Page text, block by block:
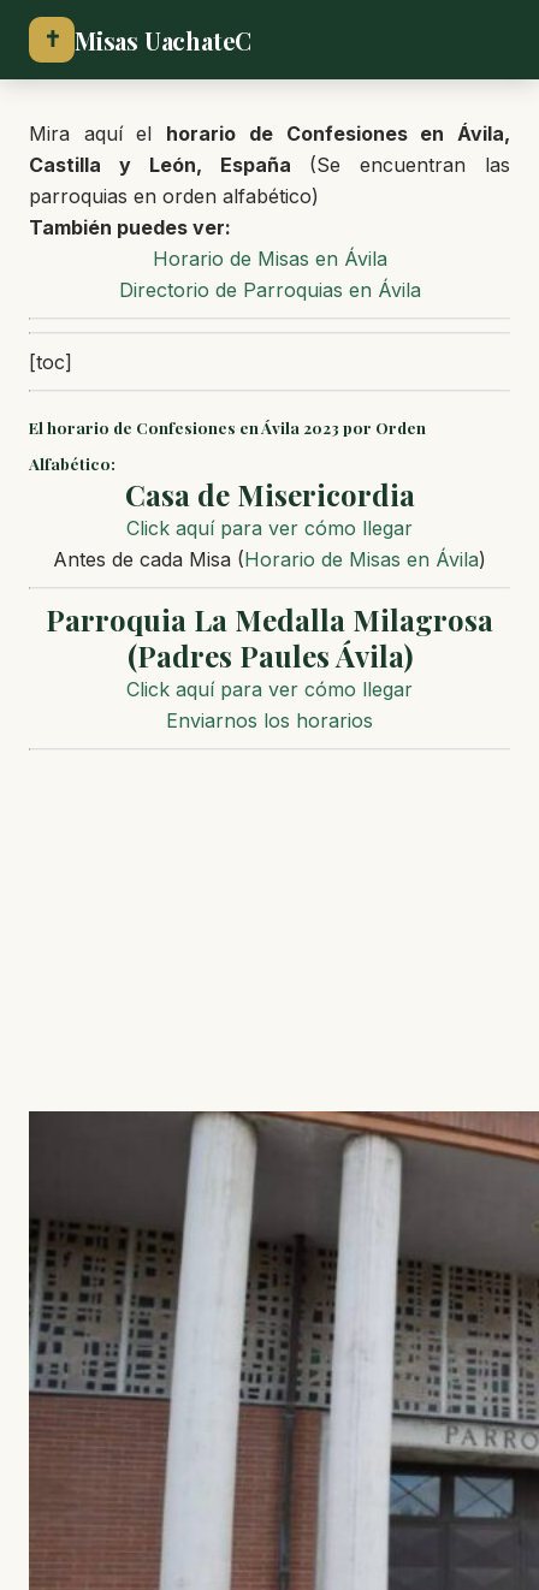
✝ Misas UachateC
Mira aquí el horario de Confesiones en Ávila,
Castilla y León, España (Se encuentran las
parroquias en orden alfabético)
También puedes ver:
Horario de Misas en Ávila
Directorio de Parroquias en Ávila
[toc]
El horario de Confesiones en Ávila 2023 por Orden
Alfabético:
Casa de Misericordia
Click aquí para ver cómo llegar
Antes de cada Misa (Horario de Misas en Ávila)
Parroquia La Medalla Milagrosa
(Padres Paules Ávila)
Click aquí para ver cómo llegar
Enviarnos los horarios